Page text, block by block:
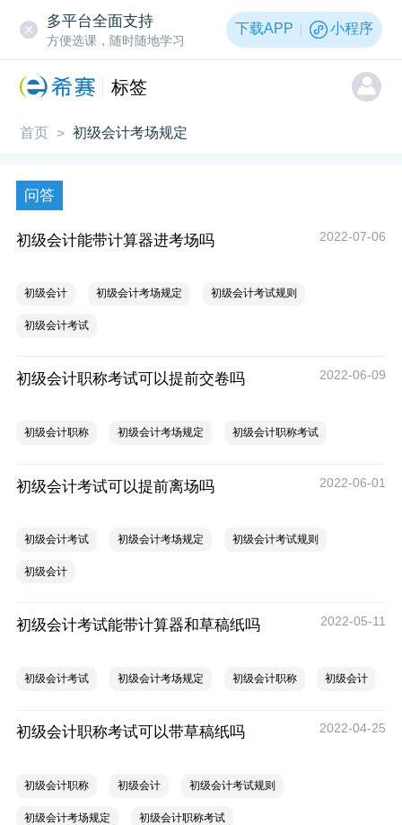
多平台全面支持
方便选课，随时随地学习
下载APP 小程序
标签
首页 > 初级会计考场规定
问答
初级会计能带计算器进考场吗 2022-07-06
初级会计 初级会计考场规定 初级会计考试规则
初级会计考试
初级会计职称考试可以提前交卷吗 2022-06-09
初级会计职称 初级会计考场规定 初级会计职称考试
初级会计考试可以提前离场吗 2022-06-01
初级会计考试 初级会计考场规定 初级会计考试规则
初级会计
初级会计考试能带计算器和草稿纸吗 2022-05-11
初级会计考试 初级会计考场规定 初级会计职称 初级会计
初级会计职称考试可以带草稿纸吗 2022-04-25
初级会计职称 初级会计 初级会计考试规则
初级会计考场规定 初级会计职称考试